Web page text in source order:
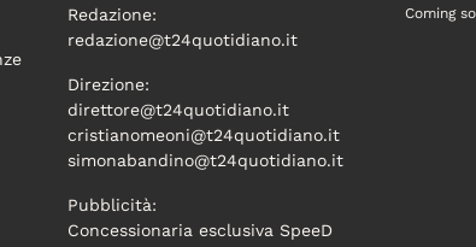
Redazione:
redazione@t24quotidiano.it
Direzione:
direttore@t24quotidiano.it
cristianomeoni@t24quotidiano.it
simonabandino@t24quotidiano.it
Pubblicità:
Concessionaria esclusiva SpeeD
Coming